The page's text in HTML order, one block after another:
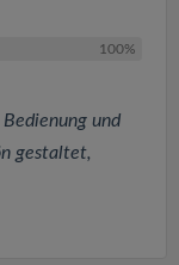
100%
und
gestaltet,